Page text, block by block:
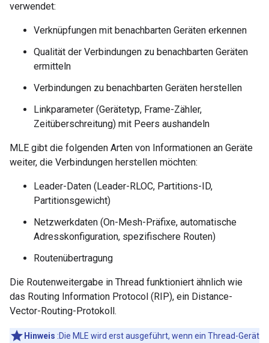
verwendet:
Verknüpfungen mit benachbarten Geräten erkennen
Qualität der Verbindungen zu benachbarten Geräten
ermitteln
Verbindungen zu benachbarten Geräten herstellen
Linkparameter (Gerätetyp, Frame-Zähler,
Zeitüberschreitung) mit Peers aushandeln
MLE gibt die folgenden Arten von Informationen an Geräte
weiter, die Verbindungen herstellen möchten:
Leader-Daten (Leader-RLOC, Partitions-ID,
Partitionsgewicht)
Netzwerkdaten (On-Mesh-Präfixe, automatische
Adresskonfiguration, spezifischere Routen)
Routenübertragung
Die Routenweitergabe in Thread funktioniert ähnlich wie
das Routing Information Protocol (RIP), ein Distance-
Vector-Routing-Protokoll.
Hinweis :Die MLE wird erst ausgeführt, wenn ein Thread-Gerät